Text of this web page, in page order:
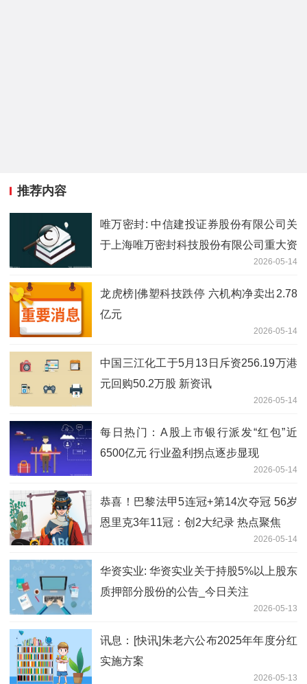
推荐内容
唯万密封: 中信建投证券股份有限公司关
于上海唯万密封科技股份有限公司重大资
产购买之2025年度业绩承诺实现情况的
核查意见
2026-05-14
龙虎榜|佛塑科技跌停 六机构净卖出2.78
亿元
2026-05-14
中国三江化工于5月13日斥资256.19万港
元回购50.2万股 新资讯
2026-05-14
每日热门：A股上市银行派发“红包”近
6500亿元 行业盈利拐点逐步显现
2026-05-14
恭喜！巴黎法甲5连冠+第14次夺冠 56岁
恩里克3年11冠：创2大纪录 热点聚焦
2026-05-14
华资实业: 华资实业关于持股5%以上股东
质押部分股份的公告_今日关注
2026-05-13
讯息：[快讯]朱老六公布2025年年度分红
实施方案
2026-05-13